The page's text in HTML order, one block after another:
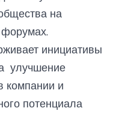
на
инициативы
улучшение
компании и
потенциала